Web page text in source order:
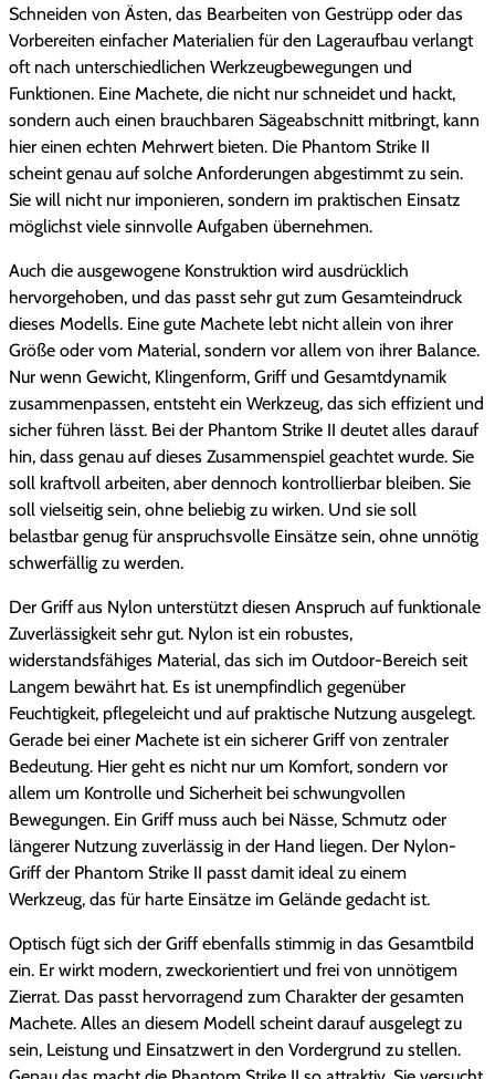
Schneiden von Ästen, das Bearbeiten von Gestrüpp oder das
Vorbereiten einfacher Materialien für den Lageraufbau verlangt
oft nach unterschiedlichen Werkzeugbewegungen und
Funktionen. Eine Machete, die nicht nur schneidet und hackt,
sondern auch einen brauchbaren Sägeabschnitt mitbringt, kann
hier einen echten Mehrwert bieten. Die Phantom Strike II
scheint genau auf solche Anforderungen abgestimmt zu sein.
Sie will nicht nur imponieren, sondern im praktischen Einsatz
möglichst viele sinnvolle Aufgaben übernehmen.
Auch die ausgewogene Konstruktion wird ausdrücklich
hervorgehoben, und das passt sehr gut zum Gesamteindruck
dieses Modells. Eine gute Machete lebt nicht allein von ihrer
Größe oder vom Material, sondern vor allem von ihrer Balance.
Nur wenn Gewicht, Klingenform, Griff und Gesamtdynamik
zusammenpassen, entsteht ein Werkzeug, das sich effizient und
sicher führen lässt. Bei der Phantom Strike II deutet alles darauf
hin, dass genau auf dieses Zusammenspiel geachtet wurde. Sie
soll kraftvoll arbeiten, aber dennoch kontrollierbar bleiben. Sie
soll vielseitig sein, ohne beliebig zu wirken. Und sie soll
belastbar genug für anspruchsvolle Einsätze sein, ohne unnötig
schwerfällig zu werden.
Der Griff aus Nylon unterstützt diesen Anspruch auf funktionale
Zuverlässigkeit sehr gut. Nylon ist ein robustes,
widerstandsfähiges Material, das sich im Outdoor-Bereich seit
Langem bewährt hat. Es ist unempfindlich gegenüber
Feuchtigkeit, pflegeleicht und auf praktische Nutzung ausgelegt.
Gerade bei einer Machete ist ein sicherer Griff von zentraler
Bedeutung. Hier geht es nicht nur um Komfort, sondern vor
allem um Kontrolle und Sicherheit bei schwungvollen
Bewegungen. Ein Griff muss auch bei Nässe, Schmutz oder
längerer Nutzung zuverlässig in der Hand liegen. Der Nylon-
Griff der Phantom Strike II passt damit ideal zu einem
Werkzeug, das für harte Einsätze im Gelände gedacht ist.
Optisch fügt sich der Griff ebenfalls stimmig in das Gesamtbild
ein. Er wirkt modern, zweckorientiert und frei von unnötigem
Zierrat. Das passt hervorragend zum Charakter der gesamten
Machete. Alles an diesem Modell scheint darauf ausgelegt zu
sein, Leistung und Einsatzwert in den Vordergrund zu stellen.